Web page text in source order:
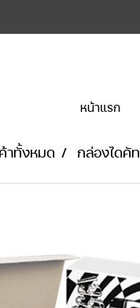
หน้าแรก
าทั้งหมด กล่องไดคัท